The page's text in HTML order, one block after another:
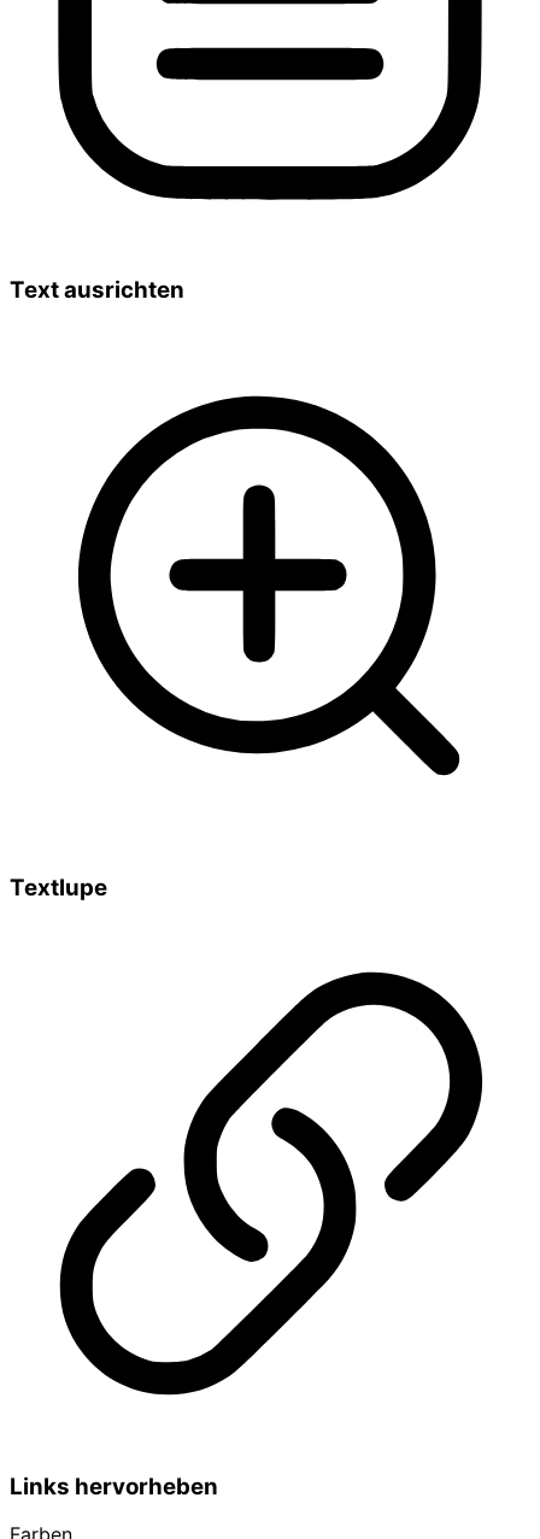
Text ausrichten
Textlupe
Links hervorheben